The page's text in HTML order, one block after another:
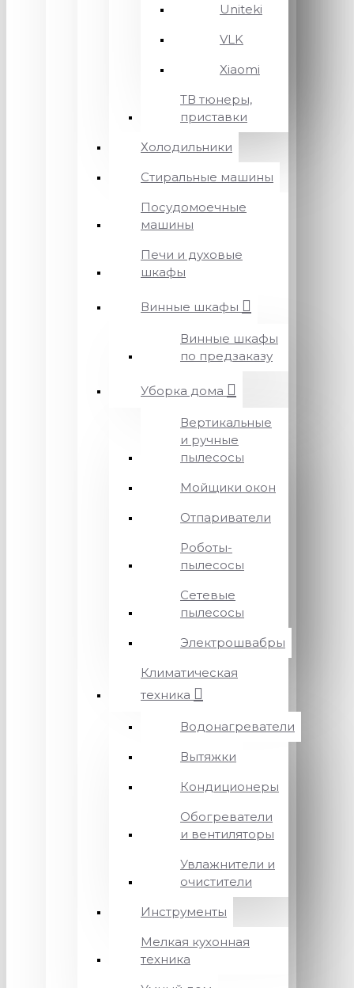
Uniteki
VLK
Xiaomi
ТВ тюнеры,
приставки
Холодильники
Стиральные машины
Посудомоечные
машины
Печи и духовые
шкафы
Винные шкафы
Винные шкафы
по предзаказу
Уборка дома
Вертикальные
и ручные
пылесосы
Мойщики окон
Отпариватели
Роботы-
пылесосы
Сетевые
пылесосы
Электрошвабры
Климатическая
техника
Водонагреватели
Вытяжки
Кондиционеры
Обогреватели
и вентиляторы
Увлажнители и
очистители
Инструменты
Мелкая кухонная
техника